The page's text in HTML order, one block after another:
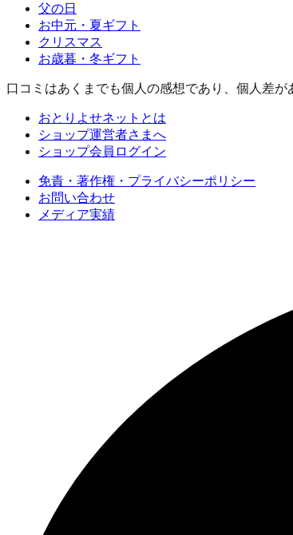
父の日
お中元・夏ギフト
クリスマス
お歳暮・冬ギフト
口コミはあくまでも個人の感想であり、個人差
おとりよせネットとは
ショップ運営者さまへ
ショップ会員ログイン
免責・著作権・プライバシーポリシー
お問い合わせ
メディア実績